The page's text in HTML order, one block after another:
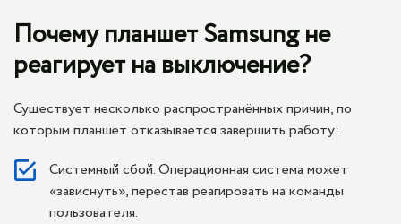
Почему планшет Samsung не
реагирует на выключение?
Существует несколько распространённых причин, по
которым планшет отказывается завершить работу:
Системный сбой. Операционная система может
«зависнуть», перестав реагировать на команды
пользователя.